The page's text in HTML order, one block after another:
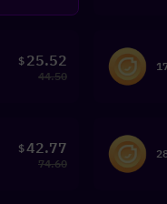
$ 25.52
44.50
$42.77
74.60